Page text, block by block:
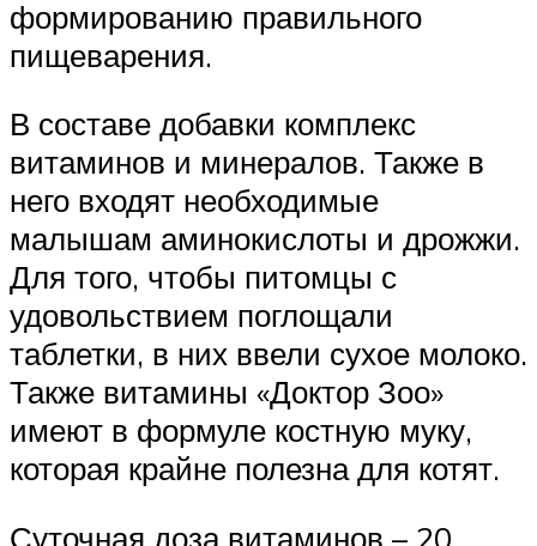
формированию правильного
пищеварения.
В составе добавки комплекс
витаминов и минералов. Также в
него входят необходимые
малышам аминокислоты и дрожжи.
Для того, чтобы питомцы с
удовольствием поглощали
таблетки, в них ввели сухое молоко.
Также витамины «Доктор Зоо»
имеют в формуле костную муку,
которая крайне полезна для котят.
Суточная доза витаминов – 20